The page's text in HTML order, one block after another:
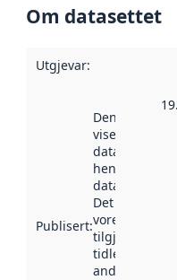
Om datasettet
Utgjevar:
Publisert:
Denne datoen
viser når
datasettet vart
henta inn av
data.norge.no.
Det kan ha
vore
tilgjengeleg
tidlegare
andre stader.